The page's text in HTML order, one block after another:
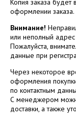
Копия заказа будет
оформлении заказа.
Внимание!
или неполный
Пожалуйста,
данные при
Через некоторое
оформления
по контактным
С менеджером
доставки, а также